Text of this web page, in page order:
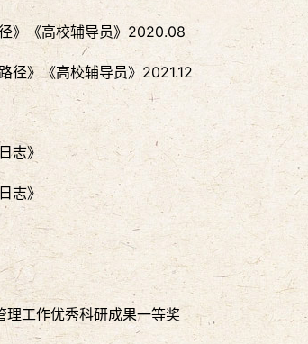
》《高校辅导员》2020.08
径》《高校辅导员》2021.12
志》
志》
理工作优秀科研成果一等奖